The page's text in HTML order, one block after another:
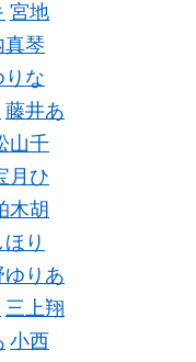
宮地
真琴
りな
藤井あ
山千
月ひ
木胡
り
ゆりあ
三上翔
小西